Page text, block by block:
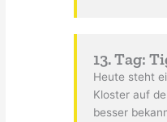
13. Tag:
Heute steht
Kloster auf
besser